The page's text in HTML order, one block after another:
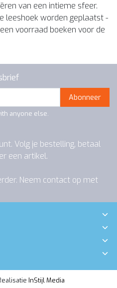
van een intieme sfeer.
leeshoek worden geplaatst -
voorraad boeken voor de
Abonneer
anyone else.
Volg je bestelling, betaal
een artikel.
Neem contact op met
InStijl Media